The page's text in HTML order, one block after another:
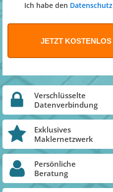
Ich habe den Datenschutz
Verschlüsselte
Datenverbindung
Exklusives
Maklernetzwerk
Persönliche
Beratung